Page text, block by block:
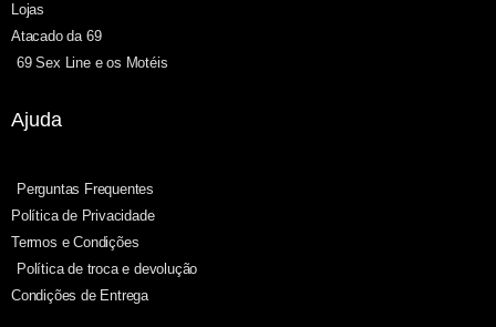
Lojas
Atacado da 69
69 Sex Line e os Motéis
Ajuda
Perguntas Frequentes
Política de Privacidade
Termos e Condições
Política de troca e devolução
Condições de Entrega